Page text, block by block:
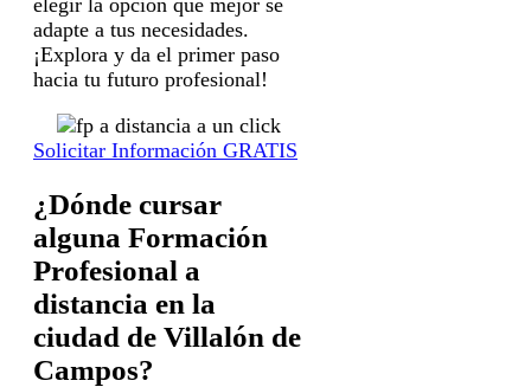
elegir la opción que mejor se
adapte a tus necesidades.
¡Explora y da el primer paso
hacia tu futuro profesional!
Solicitar Información GRATIS
¿Dónde cursar
alguna Formación
Profesional a
distancia en la
ciudad de Villalón de
Campos?